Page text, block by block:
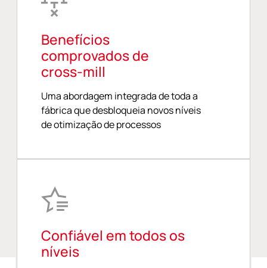
Benefícios
comprovados de
cross-mill
Uma abordagem integrada de toda a
fábrica que desbloqueia novos níveis
de otimização de processos
Confiável em todos os
níveis